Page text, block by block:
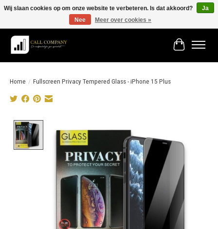
Vóór 19:00 besteld morgen in huis!
Winkelwagen
Home / Fullscreen Privacy Tempered Glass - iPhone 15 Plus
Wij slaan cookies op om onze website te verbeteren. Is dat akkoord?
Ja
Nee
Meer over cookies »